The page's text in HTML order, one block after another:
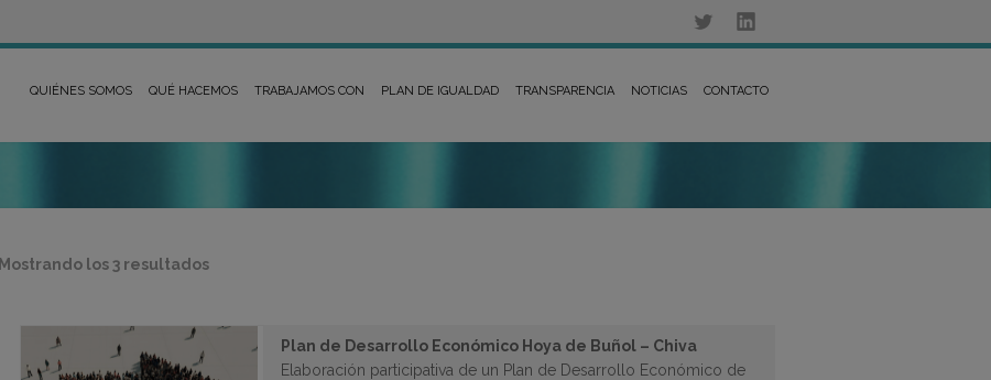
QUIÉNES SOMOS QUÉ HACEMOS TRABAJAMOS CON PLAN DE IGUALDAD TRANSPARENCIA NOTICIAS CONTACTO
Mostrando los 3 resultadosOrdenado
Plan de Desarrollo Económico Hoya de Buñol – Chiva
Elaboración participativa de un Plan de Desarrollo Económico de